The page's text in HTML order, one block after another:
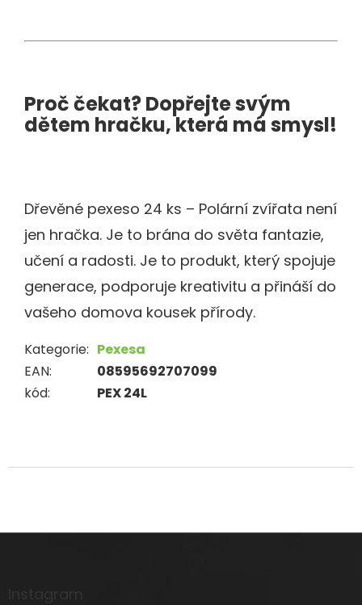
Proč čekat? Dopřejte svým
dětem hračku, která má smysl!
Dřevěné pexeso 24 ks – Polární zvířata není
jen hračka. Je to brána do světa fantazie,
učení a radosti. Je to produkt, který spojuje
generace, podporuje kreativitu a přináší do
vašeho domova kousek přírody.
Kategorie: Pexesa
EAN:
08595692707099
kód: PEX 24L
Z